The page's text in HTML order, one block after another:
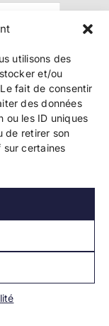
utilisons des
et/ou
fait de consentir
des données
ou les ID uniques
de retirer son
certaines
–CGPPA–
–